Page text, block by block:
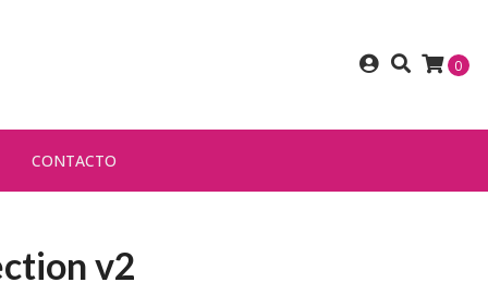
0
CONTACTO
v2